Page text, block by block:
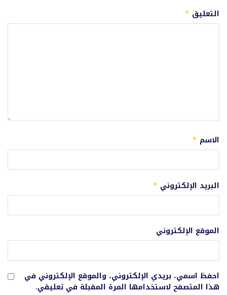
التعليق *
الاسم *
البريد الإلكتروني *
الموقع الإلكتروني
احفظ اسمي، بريدي الإلكتروني، والموقع الإلكتروني في
هذا المتصفح لاستخدامها المرة المقبلة في تعليقي.